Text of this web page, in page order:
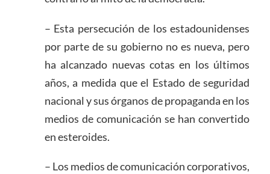
– Esta persecución de los estadounidenses
por parte de su gobierno no es nueva, pero
ha alcanzado nuevas cotas en los últimos
años, a medida que el Estado de seguridad
nacional y sus órganos de propaganda en los
medios de comunicación se han convertido
en esteroides.
– Los medios de comunicación corporativos,